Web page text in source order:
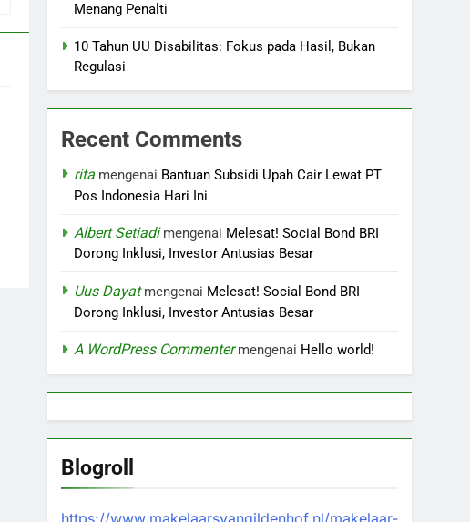
Menang Penalti
10 Tahun UU Disabilitas: Fokus pada Hasil, Bukan
Regulasi
Recent Comments
rita mengenai Bantuan Subsidi Upah Cair Lewat PT
Pos Indonesia Hari Ini
Albert Setiadimengenai Melesat! Social Bond BRI
Dorong Inklusi, Investor Antusias Besar
Uus Dayatmengenai Melesat! Social Bond BRI
Dorong Inklusi, Investor Antusias Besar
A WordPress Commentermengenai Hello world!
Blogroll
https://www.makelaarsvangildenhof.nl/makelaar-